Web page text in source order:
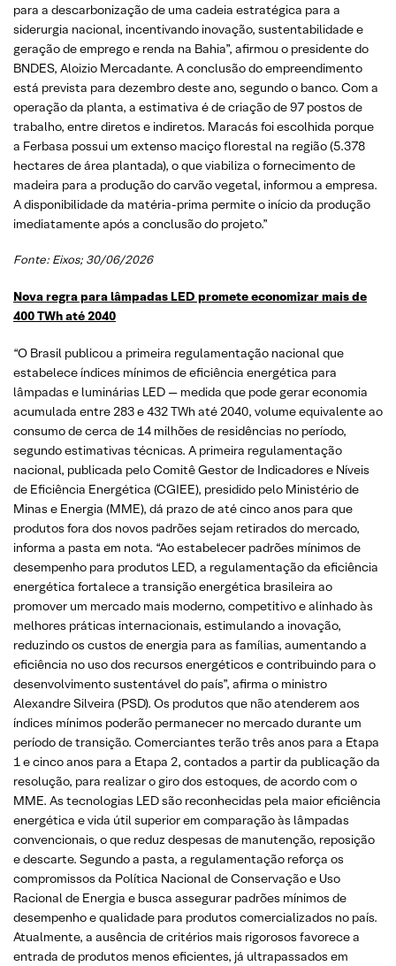
para a descarbonização de uma cadeia estratégica para a
siderurgia nacional, incentivando inovação, sustentabilidade e
geração de emprego e renda na Bahia”, afirmou o presidente do
BNDES, Aloizio Mercadante. A conclusão do empreendimento
está prevista para dezembro deste ano, segundo o banco. Com a
operação da planta, a estimativa é de criação de 97 postos de
trabalho, entre diretos e indiretos. Maracás foi escolhida porque
a Ferbasa possui um extenso maciço florestal na região (5.378
hectares de área plantada), o que viabiliza o fornecimento de
madeira para a produção do carvão vegetal, informou a empresa.
A disponibilidade da matéria-prima permite o início da produção
imediatamente após a conclusão do projeto.”
Fonte: Eixos; 30/06/2026
Nova regra para lâmpadas LED promete economizar mais de
400 TWh até 2040
“O Brasil publicou a primeira regulamentação nacional que
estabelece índices mínimos de eficiência energética para
lâmpadas e luminárias LED — medida que pode gerar economia
acumulada entre 283 e 432 TWh até 2040, volume equivalente ao
consumo de cerca de 14 milhões de residências no período,
segundo estimativas técnicas. A primeira regulamentação
nacional, publicada pelo Comitê Gestor de Indicadores e Níveis
de Eficiência Energética (CGIEE), presidido pelo Ministério de
Minas e Energia (MME), dá prazo de até cinco anos para que
produtos fora dos novos padrões sejam retirados do mercado,
informa a pasta em nota. “Ao estabelecer padrões mínimos de
desempenho para produtos LED, a regulamentação da eficiência
energética fortalece a transição energética brasileira ao
promover um mercado mais moderno, competitivo e alinhado às
melhores práticas internacionais, estimulando a inovação,
reduzindo os custos de energia para as famílias, aumentando a
eficiência no uso dos recursos energéticos e contribuindo para o
desenvolvimento sustentável do país”, afirma o ministro
Alexandre Silveira (PSD). Os produtos que não atenderem aos
índices mínimos poderão permanecer no mercado durante um
período de transição. Comerciantes terão três anos para a Etapa
1 e cinco anos para a Etapa 2, contados a partir da publicação da
resolução, para realizar o giro dos estoques, de acordo com o
MME. As tecnologias LED são reconhecidas pela maior eficiência
energética e vida útil superior em comparação às lâmpadas
convencionais, o que reduz despesas de manutenção, reposição
e descarte. Segundo a pasta, a regulamentação reforça os
compromissos da Política Nacional de Conservação e Uso
Racional de Energia e busca assegurar padrões mínimos de
desempenho e qualidade para produtos comercializados no país.
Atualmente, a ausência de critérios mais rigorosos favorece a
entrada de produtos menos eficientes, já ultrapassados em